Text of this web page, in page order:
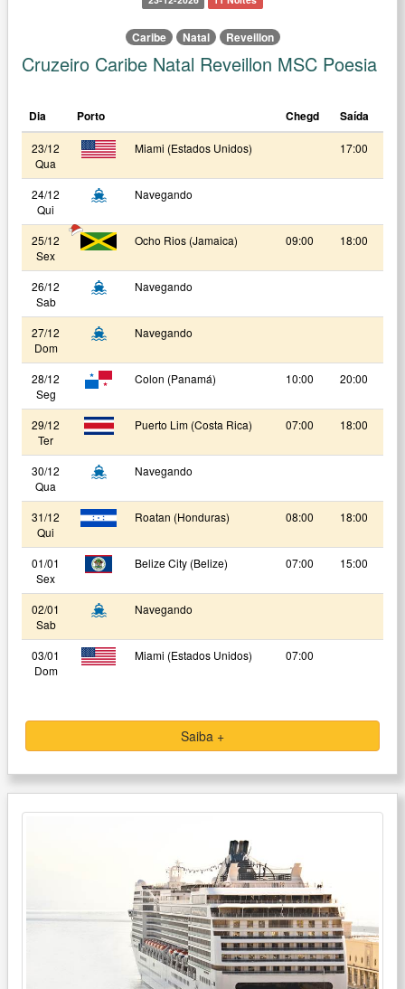
Caribe Natal Reveillon
Cruzeiro Caribe Natal Reveillon MSC Poesia
Dia Porto Chegd Saída
23/12
Qua
Miami (Estados Unidos) 17:00
24/12
Qui
Navegando
25/12
Sex
Ocho Rios (Jamaica) 09:00 18:00
26/12
Sab
Navegando
27/12
Dom
Navegando
28/12
Seg
Colon (Panamá) 10:00 20:00
29/12
Ter
Puerto Lim (Costa Rica) 07:00 18:00
30/12
Qua
Navegando
31/12
Qui
Roatan (Honduras) 08:00 18:00
01/01
Sex
Belize City (Belize) 07:00 15:00
02/01
Sab
Navegando
03/01
Dom
Miami (Estados Unidos) 07:00
Saiba +